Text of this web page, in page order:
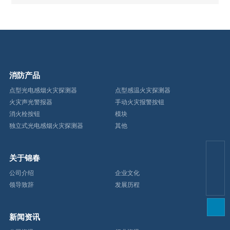
消防产品
点型光电感烟火灾探测器
点型感温火灾探测器
火灾声光警报器
手动火灾报警按钮
消火栓按钮
模块
独立式光电感烟火灾探测器
其他
关于锦春
公司介绍
企业文化
领导致辞
发展历程
新闻资讯